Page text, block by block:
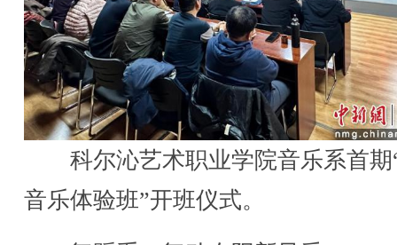
科尔沁艺术职业学院音乐系首期
音乐体验班”开班仪式。